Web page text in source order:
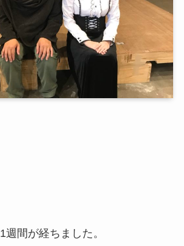
間が経ちました。